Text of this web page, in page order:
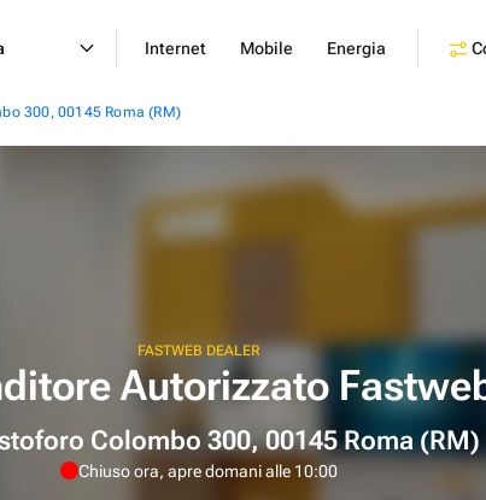
Internet Mobile Energia
300, 00145 Roma (RM)
FASTWEB DEALER
Autorizzato
Colombo 300, 00145 Roma (RM)
Chiuso ora, apre domani alle 10:00